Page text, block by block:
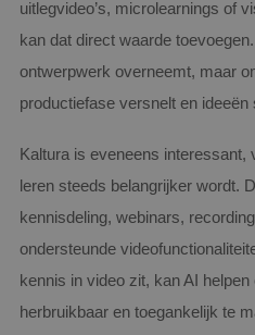
uitlegvideo’s, microlearnings of
kan dat direct waarde
ontwerpwerk overneemt, maar
productiefase versnelt en
Kaltura is eveneens interessant,
leren steeds belangrijker wordt.
kennisdeling, webinars,
ondersteunde
kennis in video zit, kan AI
herbruikbaar en toegankelijk te